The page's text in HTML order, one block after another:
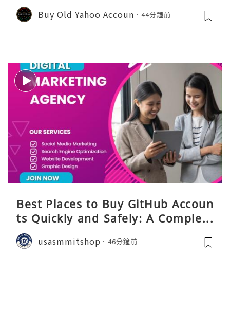
Buy Old Yahoo Accoun 44分鐘前
Best Places to Buy GitHub Accoun
ts Quickly and Safely: A Complete
Guide
usasmmitshop 46分鐘前